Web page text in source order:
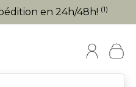
en 24h/48h! (1)